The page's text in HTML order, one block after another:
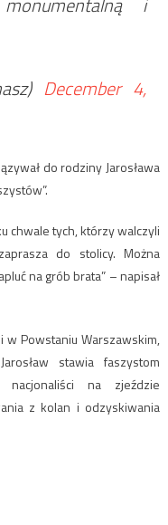
December 4,
do rodziny Jarosława
chwale tych, którzy walczyli
do stolicy. Można
na grób brata” – napisał
w Powstaniu Warszawskim,
stawia faszystom
nacjonaliści na zjeździe
z kolan i odzyskiwania